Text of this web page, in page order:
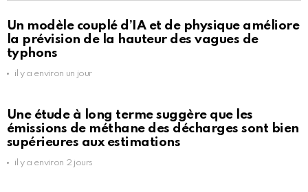
Un modèle couplé d’IA et de physique améliore
la prévision de la hauteur des vagues de
typhons
il y a environ un jour
Une étude à long terme suggère que les
émissions de méthane des décharges sont bien
supérieures aux estimations
il y a environ 2 jours